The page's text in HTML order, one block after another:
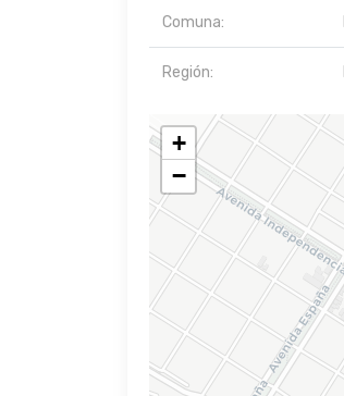
Comuna:
Región:
+
−